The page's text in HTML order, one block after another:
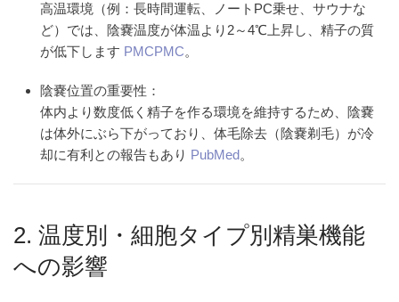
高温環境（例：長時間運転、ノートPC乗せ、サウナな
ど）では、陰嚢温度が体温より2～4℃上昇し、精子の質
が低下します PMCPMC。
陰嚢位置の重要性 ：
体内より数度低く精子を作る環境を維持するため、陰嚢
は体外にぶら下がっており、体毛除去（陰嚢剃毛）が冷
却に有利との報告もあり PubMed。
2. 温度別・細胞タイプ別精巣機能
への影響